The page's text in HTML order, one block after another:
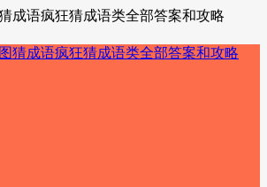
成语疯狂猜成语类全部答案和攻略